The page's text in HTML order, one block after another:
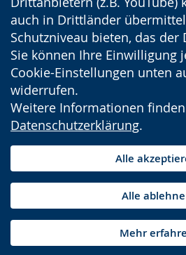
auch in Drittländer
Schutzniveau bieten, das der
Sie können Ihre Einwilligung
Cookie-Einstellungen unten
widerrufen.
Weitere Informationen
Datenschutzerklärung.
Alle
Alle
Mehr